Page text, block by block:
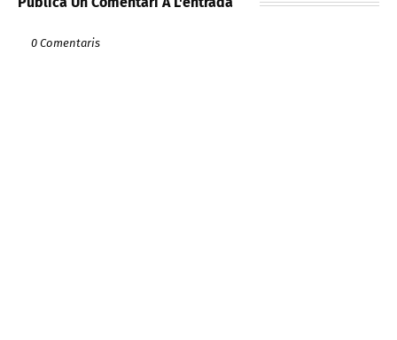
0 Comentaris